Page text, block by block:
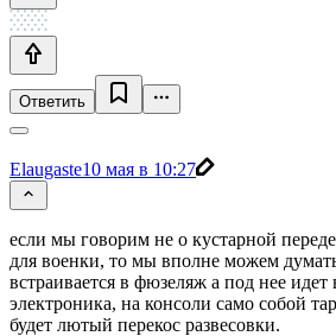
Ответить
Elaugaste10 мая в 10:27
если мы говорим не о кустарной
для военки, то мы вполне можем
встраивается в фюзеляж а под нее идет
электроника, на консоли само собой
будет лютый перекос развесовки.